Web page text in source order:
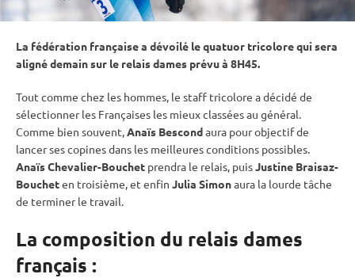
La fédération française a dévoilé le quatuor tricolore qui sera
aligné demain sur le relaisdames prévu à 8H45.
Tout comme chez les hommes, le staff tricolore a décidé de
sélectionner les Françaises les mieux classées au général.
Comme bien souvent,Anaïs Bescondaura pour objectif de
lancer ses copines dans les meilleures conditions possibles.
Anaïs Chevalier-Bouchet prendra le relais, puisJustine Braisaz-
Boucheten troisième, et enfin Julia Simonaura la lourde tâche
de terminer le travail.
La composition du relais dames
français :